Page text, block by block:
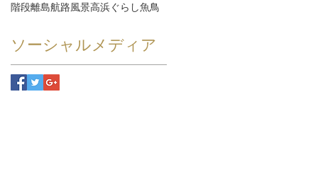
階段離島航路 風景高浜ぐらし魚鳥
ソーシャルメディア